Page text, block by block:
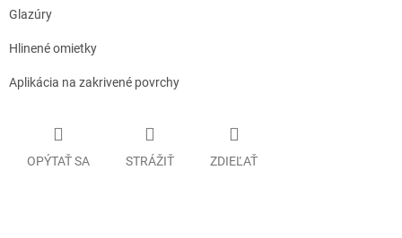
Glazúry
Hlinené omietky
Aplikácia na zakrivené povrchy
OPÝTAŤ SA STRÁŽIŤ ZDIEĽAŤ